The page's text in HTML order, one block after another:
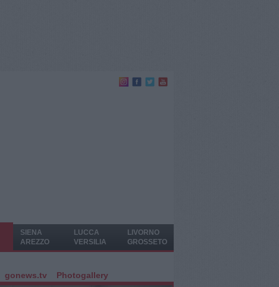
SIENA
AREZZO
LUCCA
VERSILIA
LIVORNO
GROSSETO
gonews.tv Photogallery